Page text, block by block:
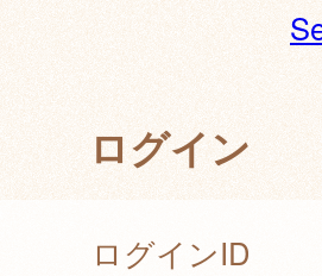
ログイン
ログインID